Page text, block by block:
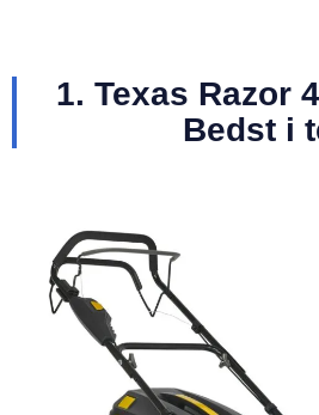
1. Texas Razor
Bedst i